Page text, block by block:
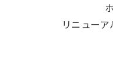
リニューア